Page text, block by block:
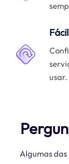
usar.
Algumas